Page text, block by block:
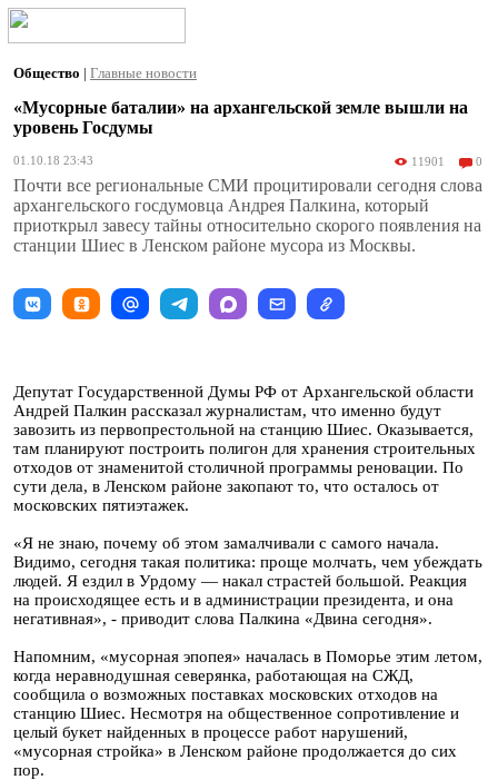
Общество | Главные новости
«Мусорные баталии» на архангельской земле вышли на
уровень Госдумы
01.10.18 23:43 11901 0
Почти все региональные СМИ процитировали сегодня слова
архангельского госдумовца Андрея Палкина, который
приоткрыл завесу тайны относительно скорого появления на
станции Шиес в Ленском районе мусора из Москвы.
Депутат Государственной Думы РФ от Архангельской области
Андрей Палкин рассказал журналистам, что именно будут
завозить из первопрестольной на станцию Шиес. Оказывается,
там планируют построить полигон для хранения строительных
отходов от знаменитой столичной программы реновации. По
сути дела, в Ленском районе закопают то, что осталось от
московских пятиэтажек.
«Я не знаю, почему об этом замалчивали с самого начала.
Видимо, сегодня такая политика: проще молчать, чем убеждать
людей. Я ездил в Урдому — накал страстей большой. Реакция
на происходящее есть и в администрации президента, и она
негативная», - приводит слова Палкина «Двина сегодня».
Напомним, «мусорная эпопея» началась в Поморье этим летом,
когда неравнодушная северянка, работающая на СЖД,
сообщила о возможных поставках московских отходов на
станцию Шиес. Несмотря на общественное сопротивление и
целый букет найденных в процессе работ нарушений,
«мусорная стройка» в Ленском районе продолжается до сих
пор.